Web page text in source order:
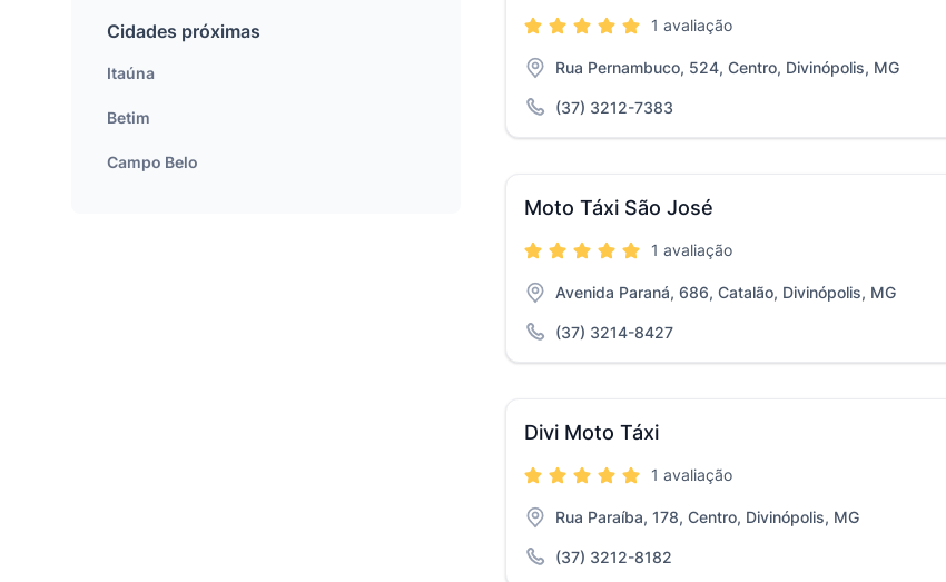
1 avaliação
Rua Pernambuco, 524, Centro, Divinópolis, MG
(37) 3212-7383
Moto Táxi São José
1 avaliação
Avenida Paraná, 686, Catalão, Divinópolis, MG
(37) 3214-8427
Divi Moto Táxi
1 avaliação
Rua Paraíba, 178, Centro, Divinópolis, MG
(37) 3212-8182
Cidades próximas
Itaúna
Betim
Campo Belo